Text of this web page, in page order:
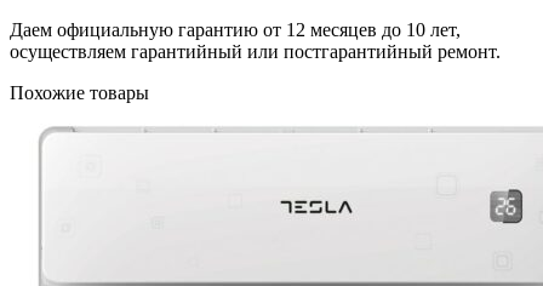
Даем официальную гарантию от 12 месяцев до 10 лет,
осуществляем гарантийный или постгарантийный ремонт.
Похожие товары